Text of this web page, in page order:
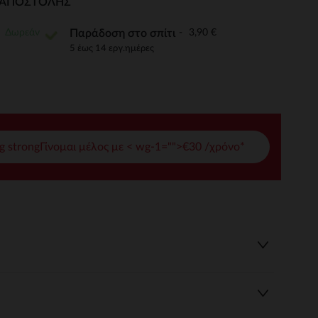
να διαχειριστείτε τις ρυθμίσεις απορρήτου,
ΑΠΟΣΤΟΛΉΣ
Παράδοση στο σπίτι 3,90 €
5 έως 14 εργ.ημέρες
strongΓίνομαι μέλος με < wg-1="">€30 /χρόνο*